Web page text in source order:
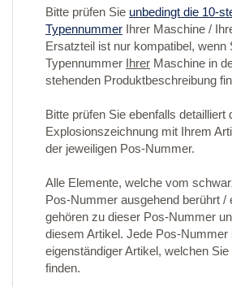
Bitte prüfen Sie unbedingt die 10-
Typennummer Ihrer Maschine /
Ersatzteil ist nur kompatibel, wenn
Typennummer Ihrer Maschine in
stehenden Produktbeschreibung
Bitte prüfen Sie ebenfalls detailliert
Explosionszeichnung mit Ihrem
der jeweiligen Pos-Nummer.
Alle Elemente, welche vom
Pos-Nummer ausgehend berührt /
gehören zu dieser Pos-Nummer
diesem Artikel. Jede Pos-Nummer
eigenständiger Artikel, welchen
finden.